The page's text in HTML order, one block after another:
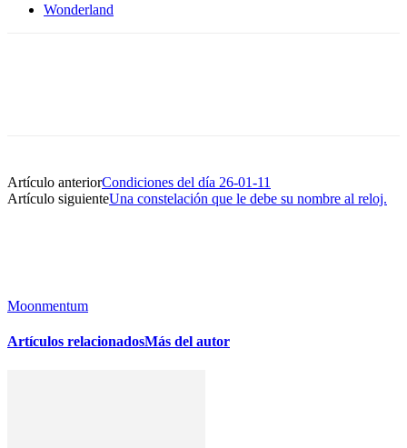
Wonderland
Artículo anteriorCondiciones del día 26-01-11
Artículo siguienteUna constelación que le debe su nombre al reloj.
Moonmentum
Artículos relacionadosMás del autor